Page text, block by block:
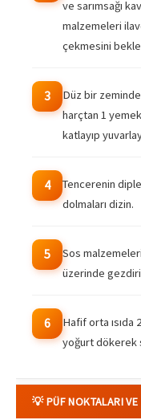
ve sarımsağı
malzemeleri
çekmesini
3
Düz bir zeminde
harçtan 1
katlayıp
4
Tencerenin
dolmaları dizin.
5
Sos
üzerinde
6
Hafif orta ısıda
yoğurt dökerek
💡 PÜF NOKTALARI